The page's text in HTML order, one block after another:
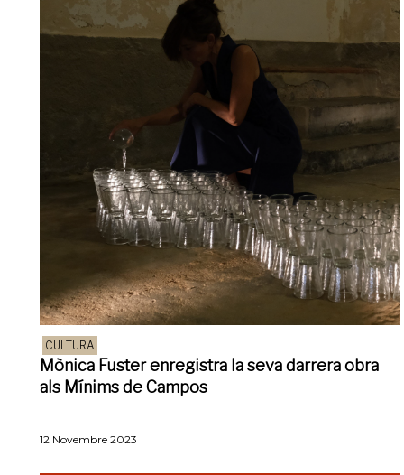
CULTURA
Mònica Fuster enregistra la seva darrera obra
als Mínims de Campos
12 Novembre 2023